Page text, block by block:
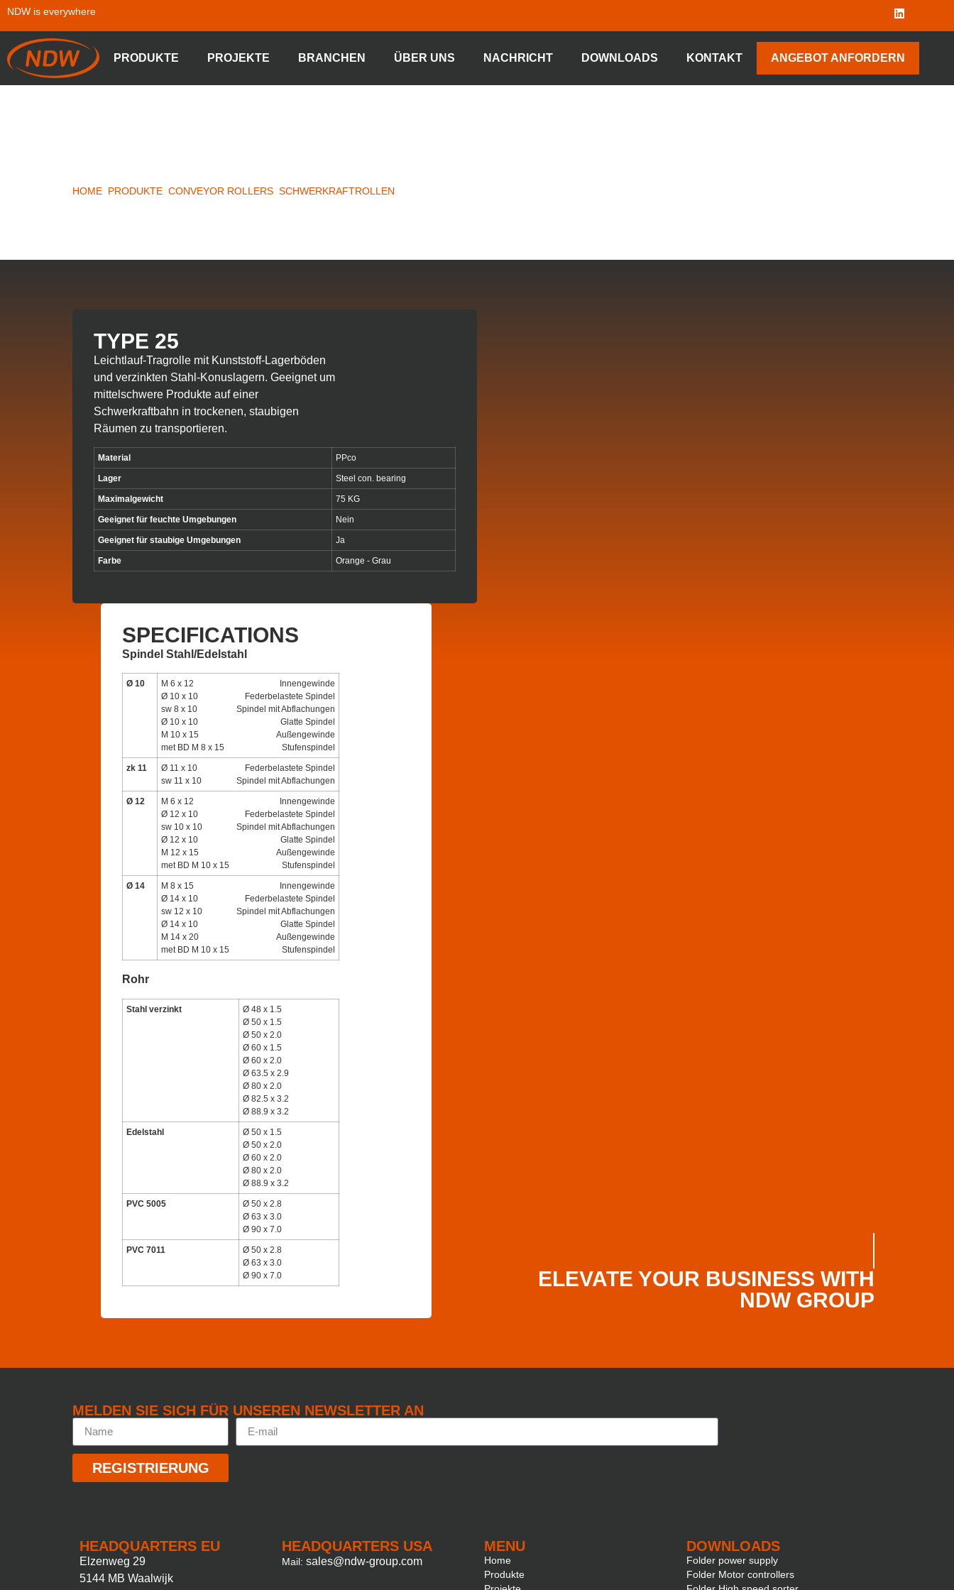
NDW is everywhere
PRODUKTE PROJEKTE BRANCHEN ÜBER UNS NACHRICHT DOWNLOADS KONTAKT ANGEBOT ANFORDERN
HOME PRODUKTE CONVEYOR ROLLERS SCHWERKRAFTROLLEN
TYPE 25
Leichtlauf-Tragrolle mit Kunststoff-Lagerböden
und verzinkten Stahl-Konuslagern. Geeignet um
mittelschwere Produkte auf einer
Schwerkraftbahn in trockenen, staubigen
Räumen zu transportieren.
Material PPco
Lager Steel con. bearing
Maximalgewicht 75 KG
Geeignet für feuchte Umgebungen Nein
Geeignet für staubige Umgebungen Ja
Farbe Orange - Grau
SPECIFICATIONS
Spindel Stahl/Edelstahl
Ø 10 M 6 x 12
Innengewinde
Ø 10 x 10
Federbelastete Spindel
sw 8 x 10
Spindel mit Abflachungen
Ø 10 x 10
Glatte Spindel
M 10 x 15
Außengewinde
met BD M 8 x 15
Stufenspindel
zk 11 Ø 11 x 10
Federbelastete Spindel
sw 11 x 10
Spindel mit Abflachungen
Ø 12 M 6 x 12
Innengewinde
Ø 12 x 10
Federbelastete Spindel
sw 10 x 10
Spindel mit Abflachungen
Ø 12 x 10
Glatte Spindel
M 12 x 15
Außengewinde
met BD M 10 x 15
Stufenspindel
Ø 14 M 8 x 15
Innengewinde
Ø 14 x 10
Federbelastete Spindel
sw 12 x 10
Spindel mit Abflachungen
Ø 14 x 10
Glatte Spindel
M 14 x 20
Außengewinde
met BD M 10 x 15
Stufenspindel
Rohr
Stahl verzinkt
Ø 48 x 1.5
Ø 50 x 1.5
Ø 50 x 2.0
Ø 60 x 1.5
Ø 60 x 2.0
Ø 63.5 x 2.9
Ø 80 x 2.0
Ø 82.5 x 3.2
Ø 88.9 x 3.2
Edelstahl
Ø 50 x 1.5
Ø 50 x 2.0
Ø 60 x 2.0
Ø 80 x 2.0
Ø 88.9 x 3.2
PVC 5005
Ø 50 x 2.8
Ø 63 x 3.0
Ø 90 x 7.0
PVC 7011
Ø 50 x 2.8
Ø 63 x 3.0
Ø 90 x 7.0
ELEVATE YOUR BUSINESS WITH
NDW GROUP
MELDEN SIE SICH FÜR UNSEREN NEWSLETTER AN
REGISTRIERUNG
HEADQUARTERS EU
Elzenweg 29
5144 MB Waalwijk
HEADQUARTERS USA
Mail: sales@ndw-group.com
MENU
Home
Produkte
DOWNLOADS
Folder power supply
Folder Motor controllers